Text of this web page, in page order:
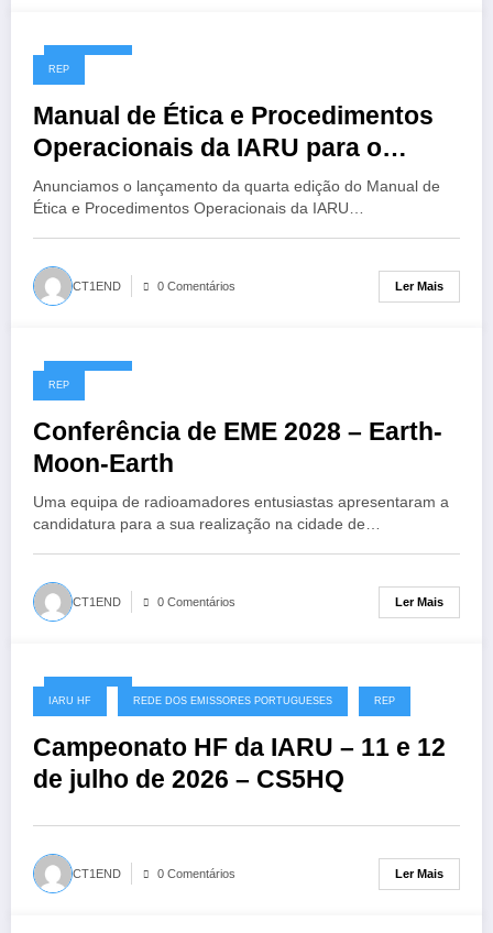
14/07/2026
REP
Manual de Ética e Procedimentos
Operacionais da IARU para o
Radioamador, 4ª Edição
Anunciamos o lançamento da quarta edição do Manual de
Ética e Procedimentos Operacionais da IARU…
CT1END 0 Comentários Ler Mais
13/07/2026
REP
Conferência de EME 2028 – Earth-
Moon-Earth
Uma equipa de radioamadores entusiastas apresentaram a
candidatura para a sua realização na cidade de…
CT1END 0 Comentários Ler Mais
08/07/2026
IARU HF REDE DOS EMISSORES PORTUGUESES REP
Campeonato HF da IARU – 11 e 12
de julho de 2026 – CS5HQ
CT1END 0 Comentários Ler Mais